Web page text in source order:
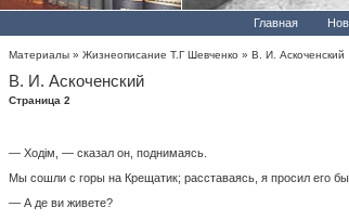
Главная
Материалы » Жизнеописание Т.Г Шевченко » В. И. Аскоченский
В. И. Аскоченский
Страница 2
— Ходім, — сказал он, поднимаясь.
Мы сошли с горы на Крещатик; расставаясь, я просил его
— А де ви живете?